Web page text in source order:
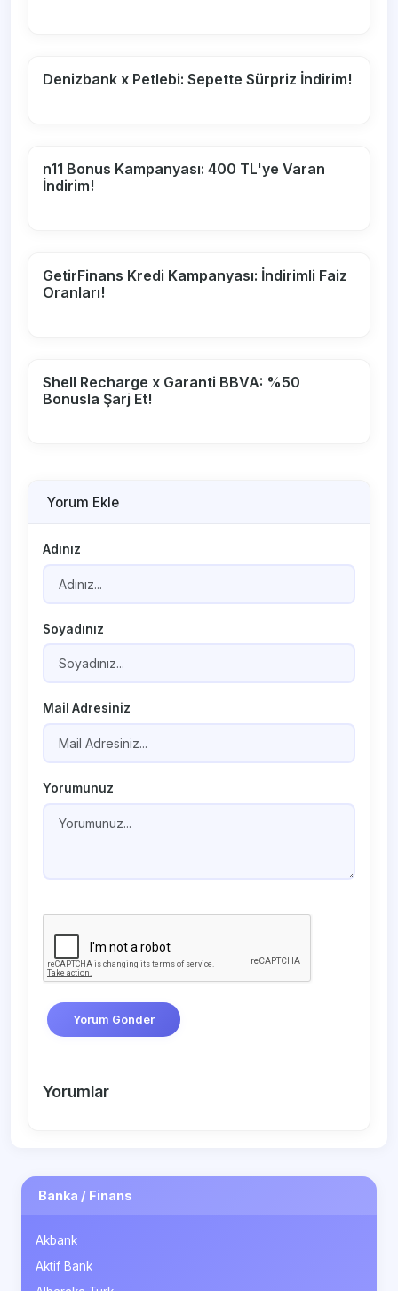
Denizbank x Petlebi: Sepette Sürpriz İndirim!
n11 Bonus Kampanyası: 400 TL'ye Varan
İndirim!
GetirFinans Kredi Kampanyası: İndirimli Faiz
Oranları!
Shell Recharge x Garanti BBVA: %50
Bonusla Şarj Et!
Yorum Ekle
Adınız
Soyadınız
Mail Adresiniz
Yorumunuz
Yorum Gönder
Yorumlar
Banka / Finans
Akbank
Aktif Bank